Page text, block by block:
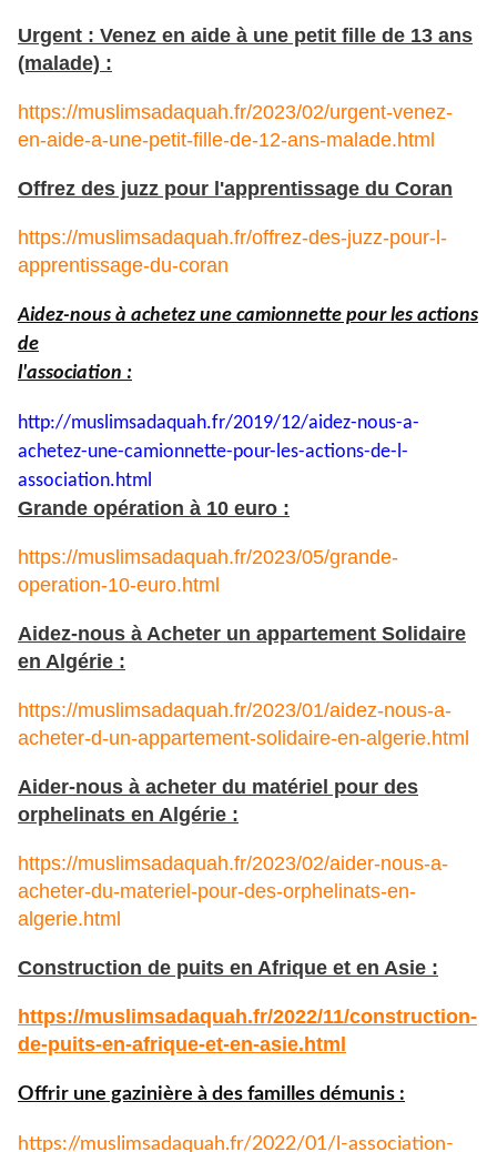
Urgent : Venez en aide à une petit fille de 13 ans
(malade) :
https://muslimsadaquah.fr/2023/02/urgent-venez-
en-aide-a-une-petit-fille-de-12-ans-malade.html
Offrez des juzz pour l'apprentissage du Coran
https://muslimsadaquah.fr/offrez-des-juzz-pour-l-
apprentissage-du-coran
Aidez-nous à achetez une camionnette pour les actions
de
l'association :
http://muslimsadaquah.fr/2019/12/aidez-nous-a-
achetez-une-camionnette-pour-les-actions-de-l-
association.html
Grande opération à 10 euro :
https://muslimsadaquah.fr/2023/05/grande-
operation-10-euro.html
Aidez-nous à Acheter un appartement Solidaire
en Algérie :
https://muslimsadaquah.fr/2023/01/aidez-nous-a-
acheter-d-un-appartement-solidaire-en-algerie.html
Aider-nous à acheter du matériel pour des
orphelinats en Algérie :
https://muslimsadaquah.fr/2023/02/aider-nous-a-
acheter-du-materiel-pour-des-orphelinats-en-
algerie.html
Construction de puits en Afrique et en Asie :
https://muslimsadaquah.fr/2022/11/construction-
de-puits-en-afrique-et-en-asie.html
Offrir une gazinière à des familles démunis :
https://muslimsadaquah.fr/2022/01/l-association-